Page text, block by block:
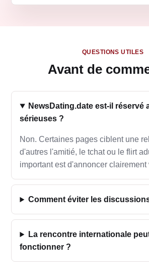
QUESTIONS UTILES
Avant de
NewsDating.date est-il réservé
sérieuses ?
Non. Certaines pages ciblent une
d'autres l'amitié, le tchat ou le flirt
important est d'annoncer clairement
Comment éviter les
La rencontre internationale
fonctionner ?